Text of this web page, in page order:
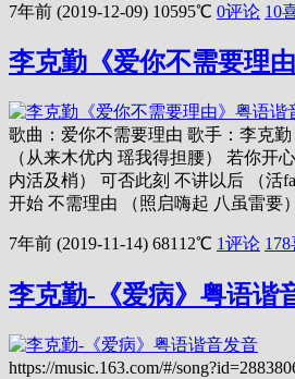
7年前 (2019-12-09) 10595℃ 0评论 10
李克勤《爱你不需要理
歌曲：爱你不需要理由 歌手：李克
（从来木优内 瑶我得担腰） 若你开
内活及梢） 可否此刻 不讲以后 （活
开始 不需理由 （照启嗨起 八虽雷要
7年前 (2019-11-14) 68112℃ 1评论 178
李克勤-《爱病》粤语谐
https://music.163.com/#/